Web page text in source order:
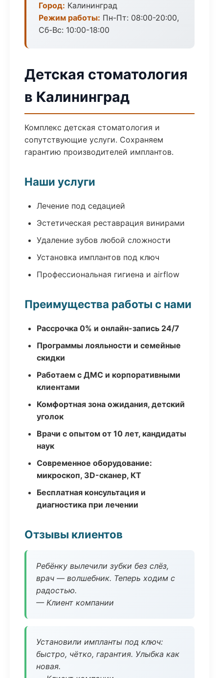
Город: Калининград
Режим работы: Пн-Пт: 08:00-20:00,
Сб-Вс: 10:00-18:00
Детская стоматология
в Калининград
Комплекс детская стоматология и
сопутствующие услуги. Сохраняем
гарантию производителей имплантов.
Наши услуги
Лечение под седацией
Эстетическая реставрация винирами
Удаление зубов любой сложности
Установка имплантов под ключ
Профессиональная гигиена и airflow
Преимущества работы с нами
Рассрочка 0% и онлайн-запись 24/7
Программы лояльности и семейные
скидки
Работаем с ДМС и корпоративными
клиентами
Комфортная зона ожидания, детский
уголок
Врачи с опытом от 10 лет, кандидаты
наук
Современное оборудование:
микроскоп, 3D-сканер, КТ
Бесплатная консультация и
диагностика при лечении
Отзывы клиентов
Ребёнку вылечили зубки без слёз,
врач — волшебник. Теперь ходим с
радостью.
— Клиент компании
Установили импланты под ключ:
быстро, чётко, гарантия. Улыбка как
новая.